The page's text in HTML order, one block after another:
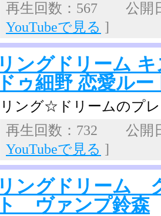
再生回数：567 公開
YouTubeで見る ]
リングドリーム
ドゥ細野 恋愛ルー
リング☆ドリームのプ
再生回数：732 公開
YouTubeで見る ]
リングドリーム
ト ヴァンプ鈴森